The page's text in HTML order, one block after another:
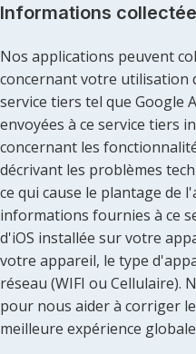
Informations
Nos applications peuvent
concernant votre utilisation
service tiers tel que Google
envoyées à ce service tiers
concernant les
décrivant les problèmes
ce qui cause le plantage de
informations fournies à ce
d'iOS installée sur votre
votre appareil, le type
réseau (WIFI ou Cellulaire).
pour nous aider à corriger
meilleure expérience